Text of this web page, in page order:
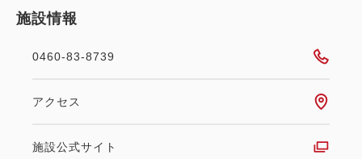
施設情報
0460-83-8739
アクセス
施設公式サイト